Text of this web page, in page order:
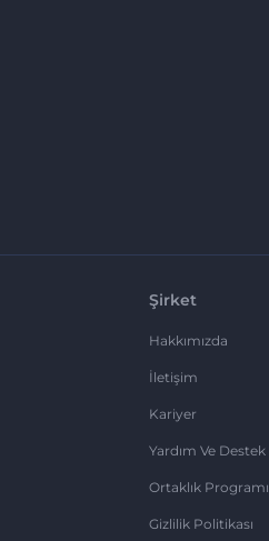
Şirket
Hakkımızda
İletişim
Kariyer
Yardım Ve Destek
Ortaklık Programı
Gizlilik Politikası